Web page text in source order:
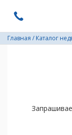
Главная / Каталог